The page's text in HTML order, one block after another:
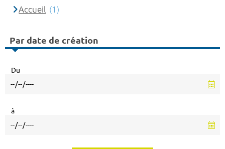
Accueil (1)
Par date de création
Du
à